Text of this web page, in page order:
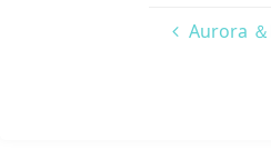
Aurora